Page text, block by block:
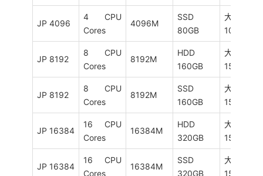
JP 4096
4 CPU
Cores
4096M
SSD
80GB
大陆优化
10M
JP 8192
8 CPU
Cores
8192M
HDD
160GB
大陆优化
15M
JP 8192
8 CPU
Cores
8192M
SSD
160GB
大陆优化
15M
JP 16384
16 CPU
Cores
16384M
HDD
320GB
大陆优化
15M
JP 16384
16 CPU
Cores
16384M
SSD
320GB
大陆优化
15M